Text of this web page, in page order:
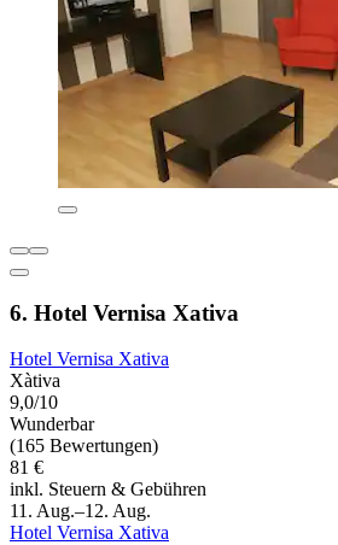
6. Hotel Vernisa Xativa
Hotel Vernisa Xativa
Xàtiva
9,0/10
Wunderbar
(165 Bewertungen)
81 €
inkl. Steuern & Gebühren
11. Aug.–12. Aug.
Hotel Vernisa Xativa